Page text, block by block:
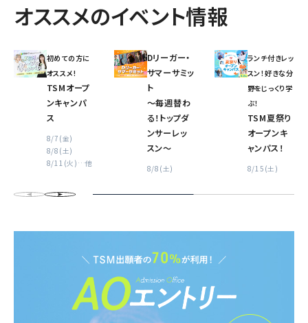
オススメのイベント情報
初めての方に
オススメ!
TSMオープ
ンキャンパ
ス
8/7(金)
8/8(土)
8/11(火) …他
Dリーガー・
サマーサミッ
ト
〜毎週替わ
る！トップダ
ンサーレッ
スン〜
8/8(土)
ランチ付きレッ
スン！好きな分
野をじっくり学
ぶ！
TSM夏祭り
オープンキ
ャンパス！
8/15(土)